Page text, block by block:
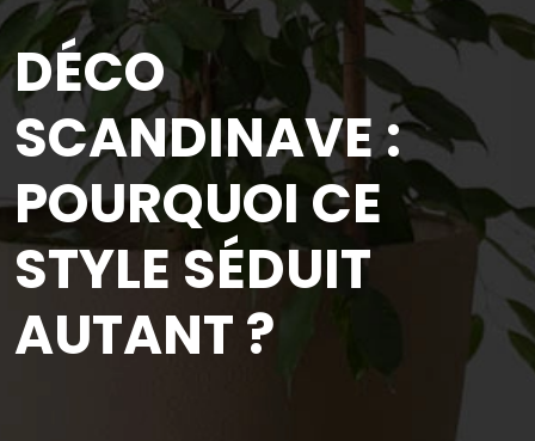
DÉCO
SCANDINAVE :
POURQUOI CE
STYLE SÉDUIT
AUTANT ?